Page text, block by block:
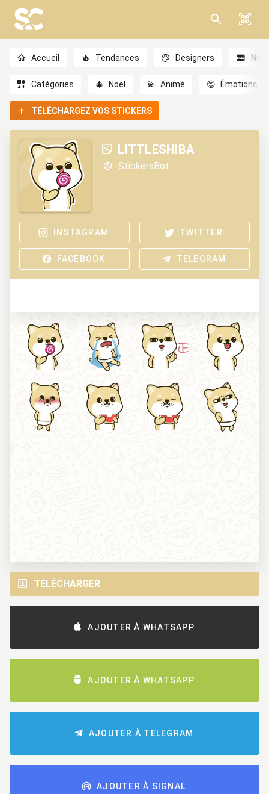
Accueil Tendances Designers
Catégories 🎄 Noël 💫 Animé 😊 Émotions
TÉLÉCHARGEZ VOS STICKERS
LITTLESHIBA
StickersBot
INSTAGRAM TWITTER
FACEBOOK TELEGRAM
TÉLÉCHARGER
AJOUTER À WHATSAPP
AJOUTER À WHATSAPP
AJOUTER À TELEGRAM
AJOUTER À SIGNAL